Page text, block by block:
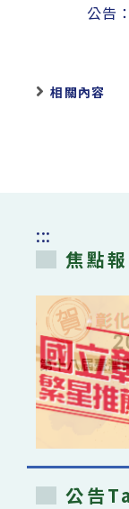
公告
相關內容
:::
焦點
公告